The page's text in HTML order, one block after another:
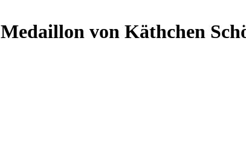
Medaillon von Käthchen